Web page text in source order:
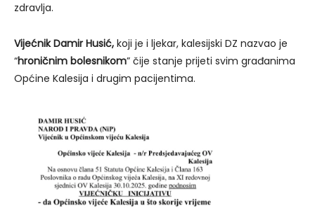
zdravlja.
Vijećnik Damir Husić, koji je i ljekar, kalesijski DZ nazvao je
“hroničnim bolesnikom” čije stanje prijeti svim građanima
Općine Kalesija i drugim pacijentima.